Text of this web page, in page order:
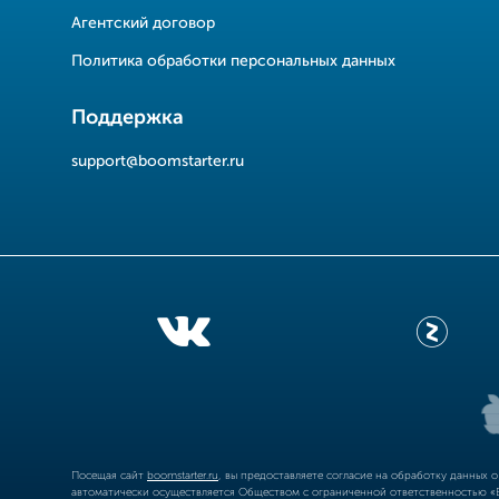
Агентский договор
Политика обработки персональных данных
Поддержка
support@boomstarter.ru
Посещая сайт boomstarter.ru , вы предоставляете согласие на обработку
автоматически осуществляется Обществом с ограниченной